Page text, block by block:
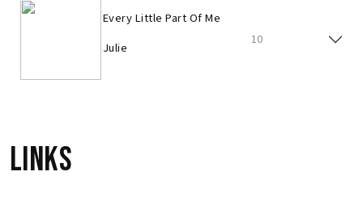
Every Little Part Of Me
Julie
10
Links